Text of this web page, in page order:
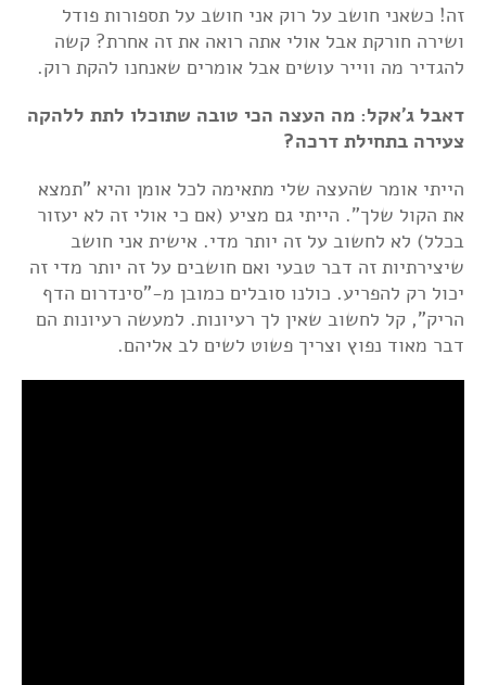
זה! כשאני חושב על רוק אני חושב על תספורות פודל
ושירה חורקת אבל אולי אתה רואה את זה אחרת? קשה
להגדיר מה ווייר עושים אבל אומרים שאנחנו להקת רוק.
דאבל ג'אקל: מה העצה הכי טובה שתוכלו לתת ללהקה
צעירה בתחילת דרכה?
הייתי אומר שהעצה שלי מתאימה לכל אומן והיא "תמצא
את הקול שלך". הייתי גם מציע (אם כי אולי זה לא יעזור
בכלל) לא לחשוב על זה יותר מדי. אישית אני חושב
שיצירתיות זה דבר טבעי ואם חושבים על זה יותר מדי זה
יכול רק להפריע. כולנו סובלים כמובן מ-"סינדרום הדף
הריק", קל לחשוב שאין לך רעיונות. למעשה רעיונות הם
דבר מאוד נפוץ וצריך פשוט לשים לב אליהם.